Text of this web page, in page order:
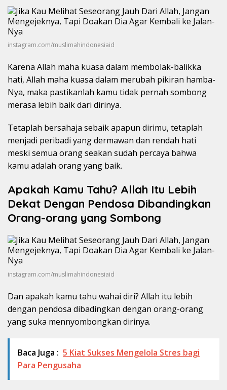
instagram.com/muslimahindonesiaid
Karena Allah maha kuasa dalam membolak-balikka
hati, Allah maha kuasa dalam merubah pikiran hamba-
Nya, maka pastikanlah kamu tidak pernah sombong
merasa lebih baik dari dirinya.
Tetaplah bersahaja sebaik apapun dirimu, tetaplah
menjadi peribadi yang dermawan dan rendah hati
meski semua orang seakan sudah percaya bahwa
kamu adalah orang yang baik.
Apakah Kamu Tahu? Allah Itu Lebih
Dekat Dengan Pendosa Dibandingkan
Orang-orang yang Sombong
instagram.com/muslimahindonesiaid
Dan apakah kamu tahu wahai diri? Allah itu lebih
dengan pendosa dibadingkan dengan orang-orang
yang suka mennyombongkan dirinya.
Baca Juga : 5 Kiat Sukses Mengelola Stres bagi
Para Pengusaha